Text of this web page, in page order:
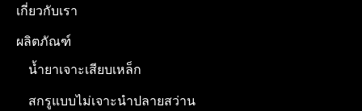
เกี่ยวกับเรา
ผลิตภัณฑ์
น้ำยาเจาะเสียบเหล็ก
สกรูแบบไม่เจาะนำปลายสว่าน